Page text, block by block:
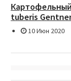
tuberis
10 Июн 2020